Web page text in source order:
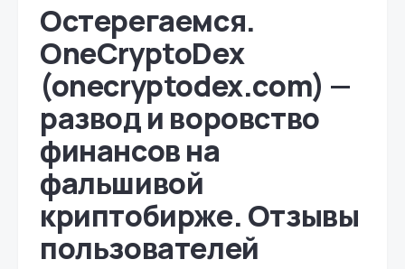
Остерегаемся.
OneCryptoDex
(onecryptodex.com) —
развод и воровство
финансов на
фальшивой
криптобирже. Отзывы
пользователей